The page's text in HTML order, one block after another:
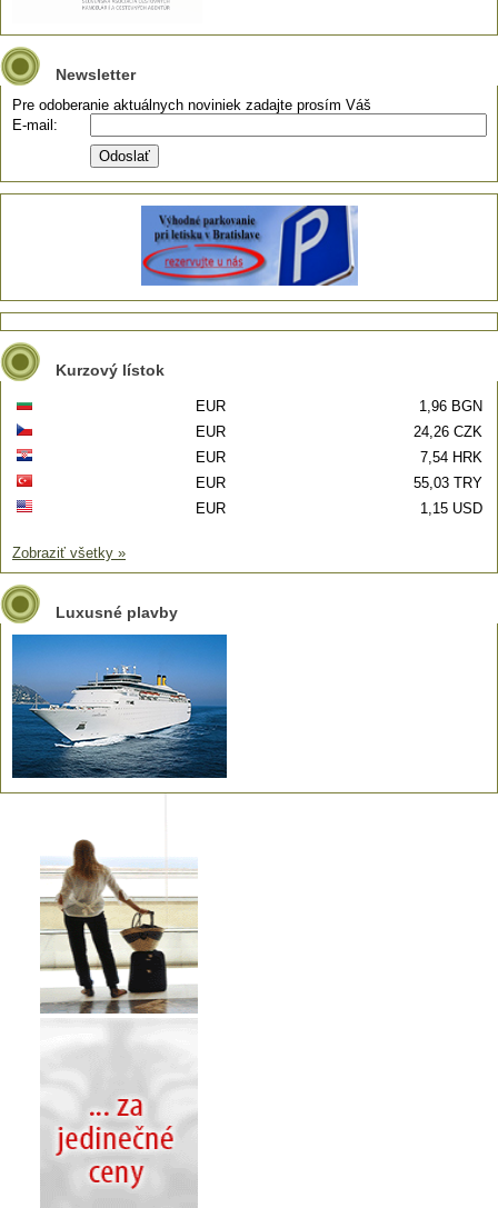
Newsletter
Pre odoberanie aktuálnych noviniek zadajte prosím Váš
E-mail:
Kurzový lístok
EUR
1,96 BGN
EUR
24,26 CZK
EUR
7,54 HRK
EUR
55,03 TRY
EUR
1,15 USD
Zobraziť všetky »
Luxusné plavby